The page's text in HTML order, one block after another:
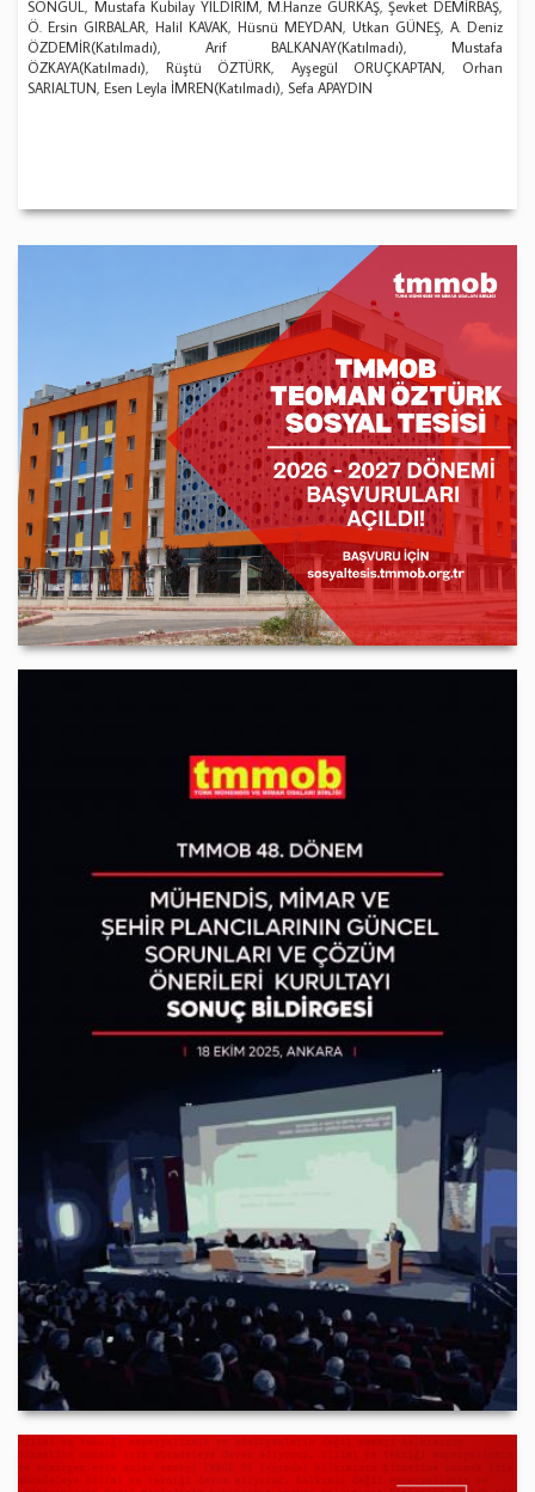
SONGÜL, Mustafa Kubilay YILDIRIM, M.Hanze GÜRKAŞ, Şevket DEMİRBAŞ,
Ö. Ersin GIRBALAR, Halil KAVAK, Hüsnü MEYDAN, Utkan GÜNEŞ, A. Deniz
ÖZDEMİR(Katılmadı), Arif BALKANAY(Katılmadı), Mustafa
ÖZKAYA(Katılmadı), Rüştü ÖZTÜRK, Ayşegül ORUÇKAPTAN, Orhan
SARIALTUN, Esen Leyla İMREN(Katılmadı), Sefa APAYDIN